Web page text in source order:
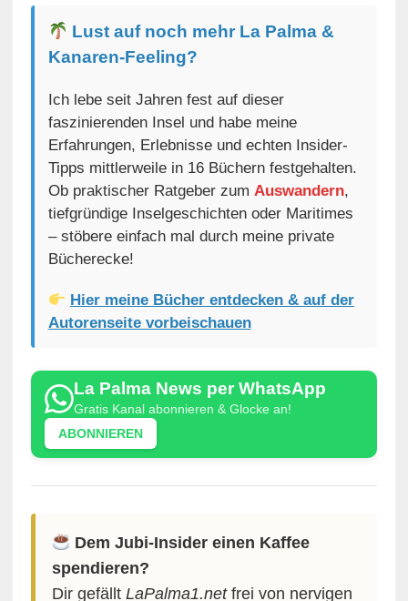
Lust auf noch mehr La Palma &
Kanaren-Feeling?
Ich lebe seit Jahren fest auf dieser
faszinierenden Insel und habe meine
Erfahrungen, Erlebnisse und echten Insider-
Tipps mittlerweile in 16 Büchern festgehalten.
Ob praktischer Ratgeber zum Auswandern,
tiefgründige Inselgeschichten oder Maritimes
– stöbere einfach mal durch meine private
Bücherecke!
Hier meine Bücher entdecken & auf der
Autorenseite vorbeischauen
La Palma News per WhatsApp
Gratis Kanal abonnieren & Glocke an!
ABONNIEREN
Dem Jubi-Insider einen Kaffee
spendieren?
Dir gefällt LaPalma1.netfrei von nervigen